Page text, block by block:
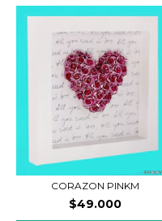
CORAZON PINKM
$49.000